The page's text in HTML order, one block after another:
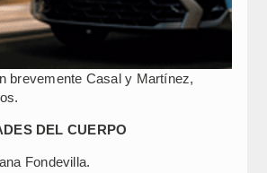
brevemente Casal y Martínez,
DEL CUERPO
Fondevilla.